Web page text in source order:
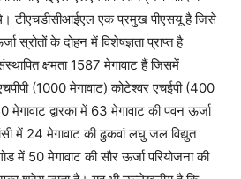
थे। टीएचडीसीआईएल एक प्रमुख पीएसयू है जिसे
स्रोतों के दोहन में विशेषज्ञता प्राप्त है
क्षमता 1587 मेगावाट हैं जिसमें
(1000 मेगावाट) कोटेश्वर एचईपी (400
द्वारका में 63 मेगावाट की पवन ऊर्जा
में 24 मेगावाट की ढुकवां लघु जल विद्युत
में 50 मेगावाट की सौर ऊर्जा परियोजना की